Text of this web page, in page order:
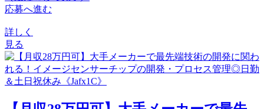
応募へ進む
詳しく
見る